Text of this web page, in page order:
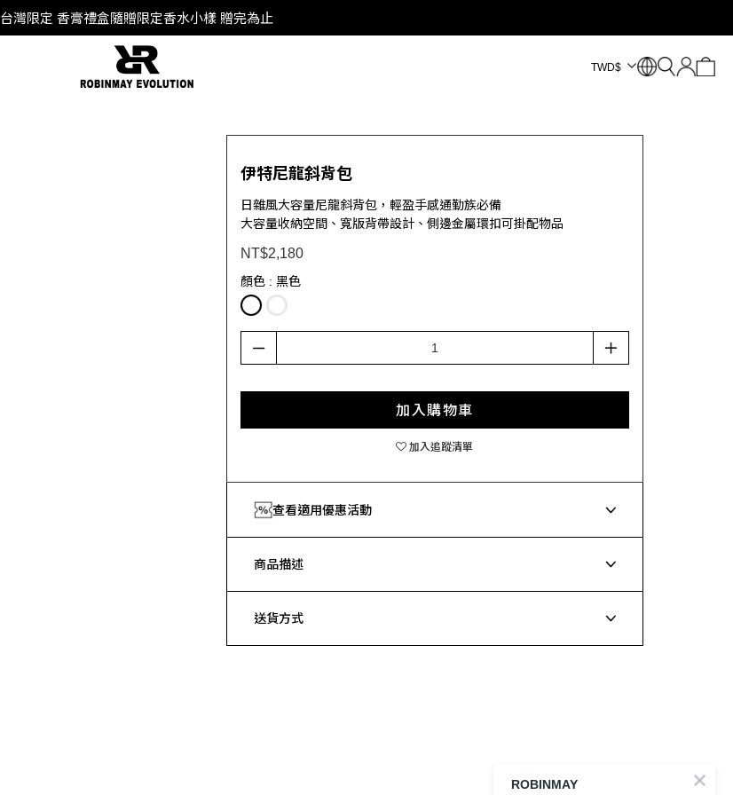
SUPER JUNIOR-D&E 全新代言
台灣限定 香膏禮盒隨贈限定香水小樣 贈完為止
SUPER JUNIOR-D&E 全新代言
$
TWD
伊特尼龍斜背包
日雜風大容量尼龍斜背包，輕盈手感通勤族必備
大容量收納空間、寬版背帶設計、側邊金屬環扣可掛配物品
NT$2,180
顏色 : 黑色
加入購物車
加入追蹤清單
查看適用優惠活動
商品描述
送貨方式
ROBINMAY